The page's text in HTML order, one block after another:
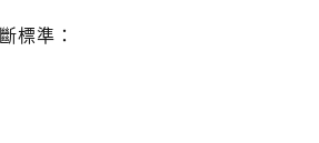
標準：